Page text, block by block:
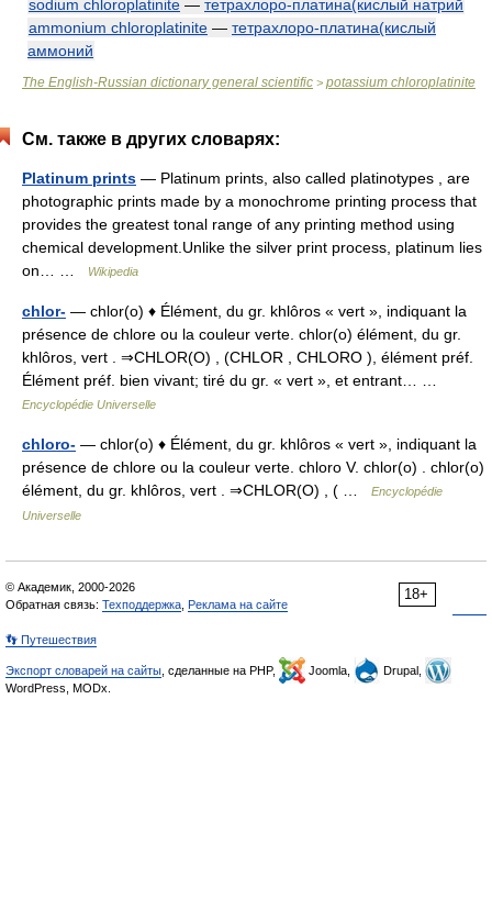
sodium chloroplatinite — тетрахлоро-платина(кислый натрий
ammonium chloroplatinite — тетрахлоро-платина(кислый
аммоний
The English-Russian dictionary general scientific > potassium chloroplatinite
См. также в других словарях:
Platinum prints — Platinum prints, also called platinotypes , are
photographic prints made by a monochrome printing process that
provides the greatest tonal range of any printing method using
chemical development.Unlike the silver print process, platinum lies
on… …
Wikipedia
chlor- — chlor(o) ♦ Élément, du gr. khlôros « vert », indiquant la
présence de chlore ou la couleur verte. chlor(o) élément, du gr.
khlôros, vert . ⇒CHLOR(O) , (CHLOR , CHLORO ), élément préf.
Élément préf. bien vivant; tiré du gr. « vert », et entrant… …
Encyclopédie Universelle
chloro- — chlor(o) ♦ Élément, du gr. khlôros « vert », indiquant la
présence de chlore ou la couleur verte. chloro V. chlor(o) . chlor(o)
élément, du gr. khlôros, vert . ⇒CHLOR(O) , ( …
Encyclopédie
Universelle
18+
© Академик, 2000-2026
Обратная связь: Техподдержка Реклама на сайте
👣 Путешествия
Экспорт словарей на сайты , сделанные на PHP, Joomla,
Drupal,
WordPress, MODx.